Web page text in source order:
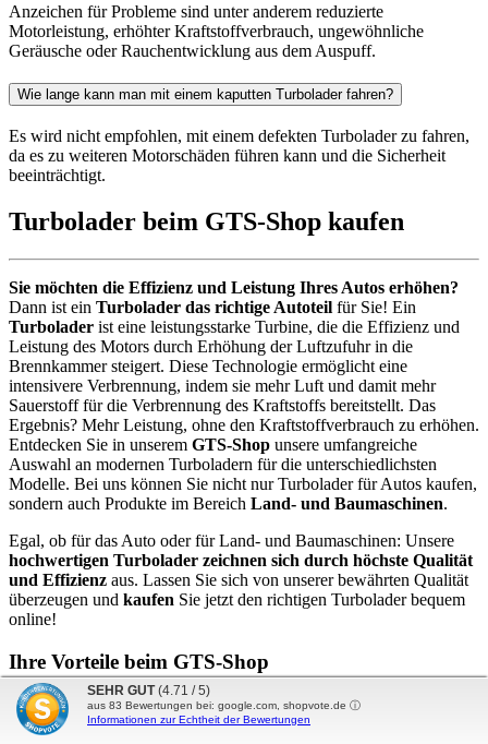
Anzeichen für Probleme sind unter anderem reduzierte
Motorleistung, erhöhter Kraftstoffverbrauch, ungewöhnliche
Geräusche oder Rauchentwicklung aus dem Auspuff.
Wie lange kann man mit einem kaputten Turbolader fahren?
Es wird nicht empfohlen, mit einem defekten Turbolader zu fahren,
da es zu weiteren Motorschäden führen kann und die Sicherheit
beeinträchtigt.
Turbolader beim GTS-Shop kaufen
Sie möchten die Effizienz und Leistung Ihres Autos erhöhen?
Dann ist ein Turbolader das richtige Autoteil für Sie! Ein
Turbolader ist eine leistungsstarke Turbine, die die Effizienz und
Leistung des Motors durch Erhöhung der Luftzufuhr in die
Brennkammer steigert. Diese Technologie ermöglicht eine
intensivere Verbrennung, indem sie mehr Luft und damit mehr
Sauerstoff für die Verbrennung des Kraftstoffs bereitstellt. Das
Ergebnis? Mehr Leistung, ohne den Kraftstoffverbrauch zu erhöhen.
Entdecken Sie in unserem GTS-Shop unsere umfangreiche
Auswahl an modernen Turboladern für die unterschiedlichsten
Modelle. Bei uns können Sie nicht nur Turbolader für Autos kaufen,
sondern auch Produkte im Bereich Land- und Baumaschinen.
Egal, ob für das Auto oder für Land- und Baumaschinen: Unsere
hochwertigen Turbolader zeichnen sich durch höchste Qualität
und Effizienz aus. Lassen Sie sich von unserer bewährten Qualität
überzeugen und kaufen Sie jetzt den richtigen Turbolader bequem
online!
Ihre Vorteile beim GTS-Shop
EntscheidenSie sich für GTS-Shop, entscheiden Sie sich für mehr
Power, Effizienz und Nachhaltigkeit. Ihr Auto verdient nur das
SEHR GUT (4.71 / 5)
aus 83 Bewertungen bei: google.com, shopvote.de ⓘ
Informationen zur Echtheit der Bewertungen